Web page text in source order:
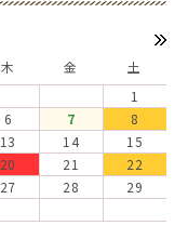
木 金
土
1
6 7
8
13 14
15
20 21
22
27 28
29